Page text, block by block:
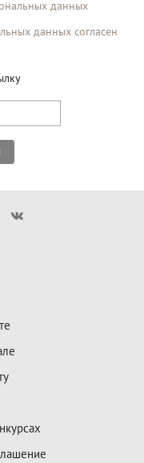
данных
данных согласен